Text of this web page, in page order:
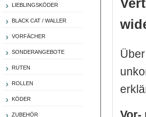
LIEBLINGSKÖDER
BLACK CAT / WALLER
VORFÄCHER
SONDERANGEBOTE
RUTEN
ROLLEN
KÖDER
ZUBEHÖR